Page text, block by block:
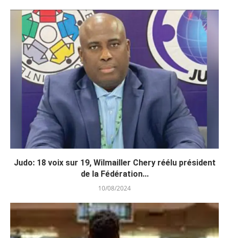
Judo: 18 voix sur 19, Wilmailler Chery réélu président
de la Fédération...
10/08/2024